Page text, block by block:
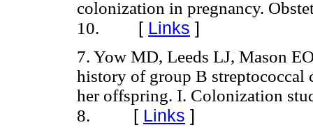
colonization in pregnancy.
10. [ Links ]
7. Yow MD, Leeds LJ, Mason
history of group B streptococcal
her offspring. I. Colonization
8.
[ Links ]